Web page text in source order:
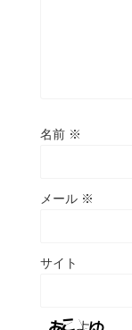
名前 ※
メール ※
サイト